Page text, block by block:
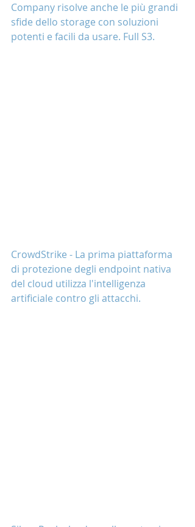
Company risolve anche le più grandi
sfide dello storage con soluzioni
potenti e facili da usare. Full S3.
CrowdStrike - La prima piattaforma
di protezione degli endpoint nativa
del cloud utilizza l'intelligenza
artificiale contro gli attacchi.